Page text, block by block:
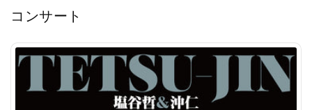
コンサート